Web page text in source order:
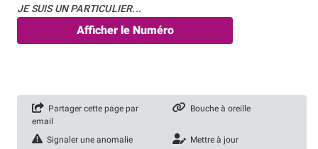
JE SUIS UN PARTICULIER...
Afficher le Numéro
Partager cette page par
email
Bouche à oreille
Signaler une anomalie Mettre à jour